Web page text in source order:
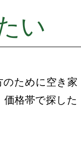
い
ために空き家
格帯で探した